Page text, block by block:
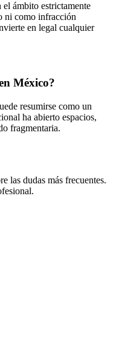
el ámbito estrictamente
ni como infracción
en legal cualquier
México?
resumirse como un
ha abierto espacios,
fragmentaria.
las dudas más frecuentes.